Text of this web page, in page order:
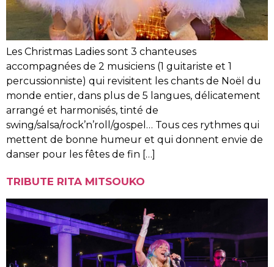
Les Christmas Ladies sont 3 chanteuses
accompagnées de 2 musiciens (1 guitariste et 1
percussionniste) qui revisitent les chants de Noël du
monde entier, dans plus de 5 langues, délicatement
arrangé et harmonisés, tinté de
swing/salsa/rock’n’roll/gospel… Tous ces rythmes qui
mettent de bonne humeur et qui donnent envie de
danser pour les fêtes de fin […]
TRIBUTE RITA MITSOUKO